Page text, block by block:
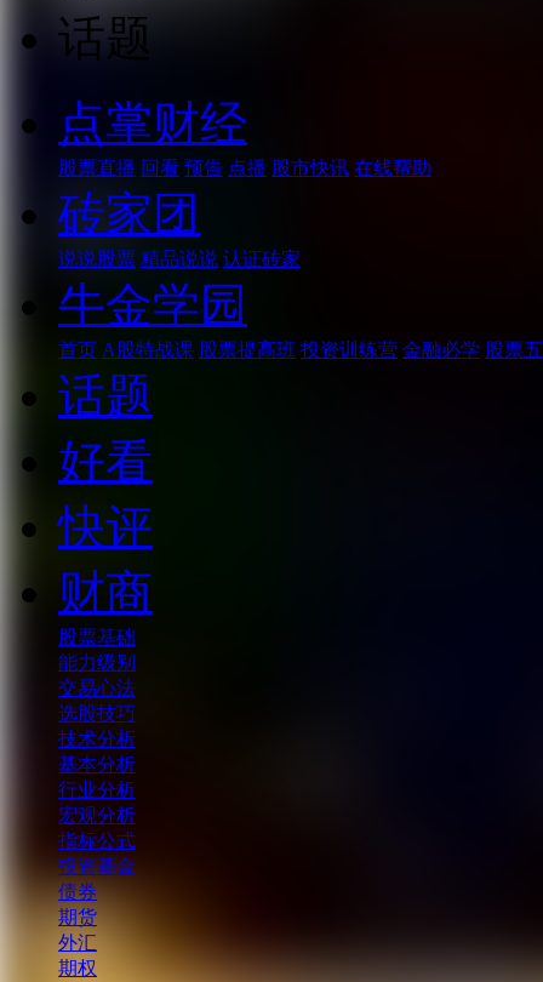
话题
点掌财经
股票直播 回看 预告 点播 股市快讯 在线帮助
砖家团
说说股票 精品说说 认证砖家
牛金学园
首页 A股特战课 股票提高班 投资训练营 金融必学 股票
话题
好看
快评
财商
股票基础
能力级别
交易心法
选股技巧
技术分析
基本分析
行业分析
宏观分析
指标公式
投资基金
债券
期货
外汇
期权